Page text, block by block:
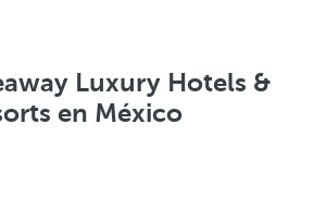
Luxury Hotels &
en México